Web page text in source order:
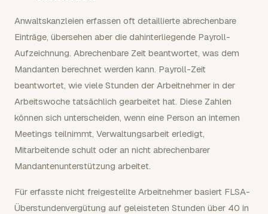
Anwaltskanzleien erfassen oft detaillierte abrechenbare
Einträge, übersehen aber die dahinterliegende Payroll-
Aufzeichnung. Abrechenbare Zeit beantwortet, was dem
Mandanten berechnet werden kann. Payroll-Zeit
beantwortet, wie viele Stunden der Arbeitnehmer in der
Arbeitswoche tatsächlich gearbeitet hat. Diese Zahlen
können sich unterscheiden, wenn eine Person an internen
Meetings teilnimmt, Verwaltungsarbeit erledigt,
Mitarbeitende schult oder an nicht abrechenbarer
Mandantenunterstützung arbeitet.
Für erfasste nicht freigestellte Arbeitnehmer basiert FLSA-
Überstundenvergütung auf geleisteten Stunden über 40 in